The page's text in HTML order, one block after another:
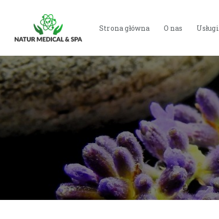
Strona główna O nas Usługi